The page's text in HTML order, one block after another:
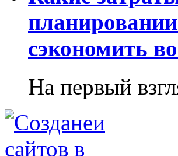
сэкономить
На первый